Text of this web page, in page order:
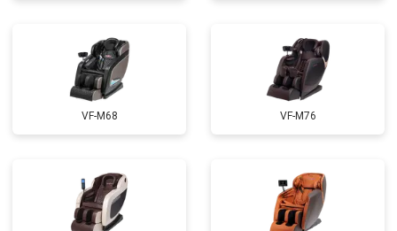
Ремонт купюроприемника
Замена сетевого трансформатора от 4500 ₽ Заказать
Ремонт микро-лифта от 5500 ₽
VF-M68 VF-M76